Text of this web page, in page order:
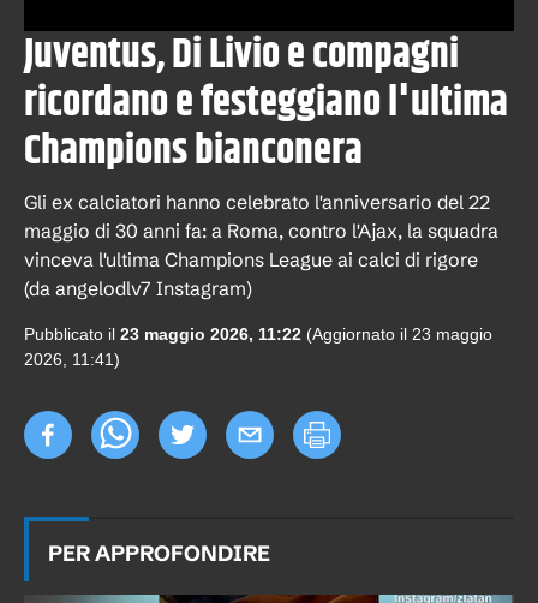
Juventus, Di Livio e compagni
ricordano e festeggiano l'ultima
Champions bianconera
Gli ex calciatori hanno celebrato l'anniversario del 22
maggio di 30 anni fa: a Roma, contro l'Ajax, la squadra
vinceva l'ultima Champions League ai calci di rigore
(da angelodlv7 Instagram)
Pubblicato il 23 maggio 2026, 11:22 (Aggiornato il 23 maggio
2026, 11:41)
PER APPROFONDIRE